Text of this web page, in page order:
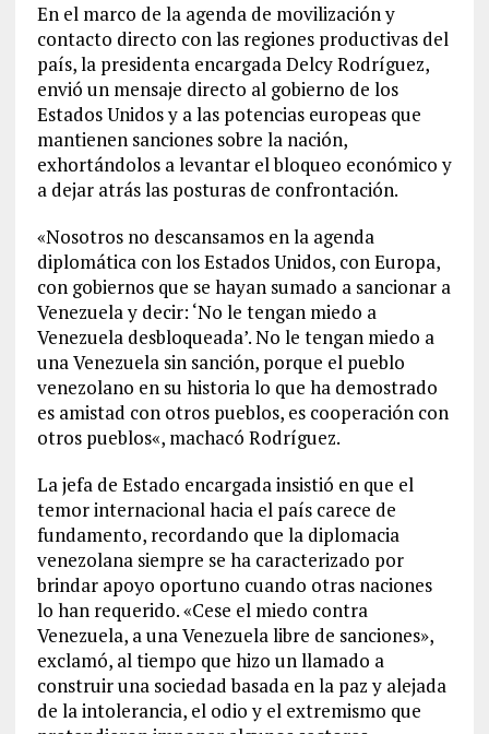
En el marco de la agenda de movilización y
contacto directo con las regiones productivas del
país, la presidenta encargada Delcy Rodríguez,
envió un mensaje directo al gobierno de los
Estados Unidos y a las potencias europeas que
mantienen sanciones sobre la nación,
exhortándolos a levantar el bloqueo económico y
a dejar atrás las posturas de confrontación.
«Nosotros no descansamos en la agenda
diplomática con los Estados Unidos, con Europa,
con gobiernos que se hayan sumado a sancionar a
Venezuela y decir: ‘No le tengan miedo a
Venezuela desbloqueada’. No le tengan miedo a
una Venezuela sin sanción, porque el pueblo
venezolano en su historia lo que ha demostrado
es amistad con otros pueblos, es cooperación con
otros pueblos«, machacó Rodríguez.
La jefa de Estado encargada insistió en que el
temor internacional hacia el país carece de
fundamento, recordando que la diplomacia
venezolana siempre se ha caracterizado por
brindar apoyo oportuno cuando otras naciones
lo han requerido. «Cese el miedo contra
Venezuela, a una Venezuela libre de sanciones»,
exclamó, al tiempo que hizo un llamado a
construir una sociedad basada en la paz y alejada
de la intolerancia, el odio y el extremismo que